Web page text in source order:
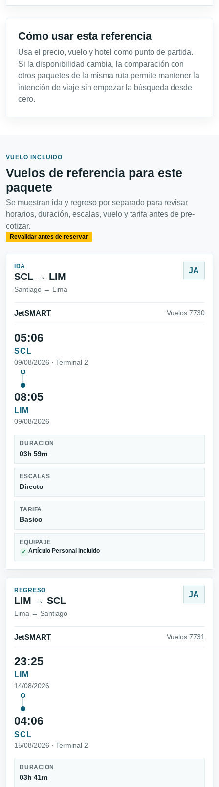
Cómo usar esta referencia
Usa el precio, vuelo y hotel como punto de partida.
Si la disponibilidad cambia, la comparación con
otros paquetes de la misma ruta permite mantener la
intención de viaje sin empezar la búsqueda desde
cero.
VUELO INCLUIDO
Vuelos de referencia para este
paquete
Se muestran ida y regreso por separado para revisar
horarios, duración, escalas, vuelo y tarifa antes de pre-
cotizar.
Revalidar antes de reservar
IDA
SCL → LIM
Santiago → Lima
JA
JetSMART Vuelos 7730
05:06
SCL
09/08/2026 · Terminal 2
08:05
LIM
09/08/2026
DURACIÓN
03h 59m
ESCALAS
Directo
TARIFA
Basico
EQUIPAJE
✓ Artículo Personal incluido
REGRESO
LIM → SCL
Lima → Santiago
JA
JetSMART Vuelos 7731
23:25
LIM
14/08/2026
04:06
SCL
15/08/2026 · Terminal 2
DURACIÓN
03h 41m